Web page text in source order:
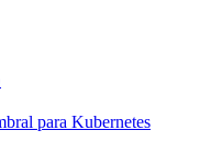
para Kubernetes